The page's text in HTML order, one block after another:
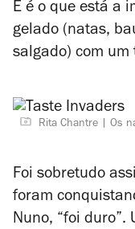
E é o que está a
gelado (natas,
salgado) com um
Rita Chantre Os
Foi sobretudo
foram
Nuno, “foi